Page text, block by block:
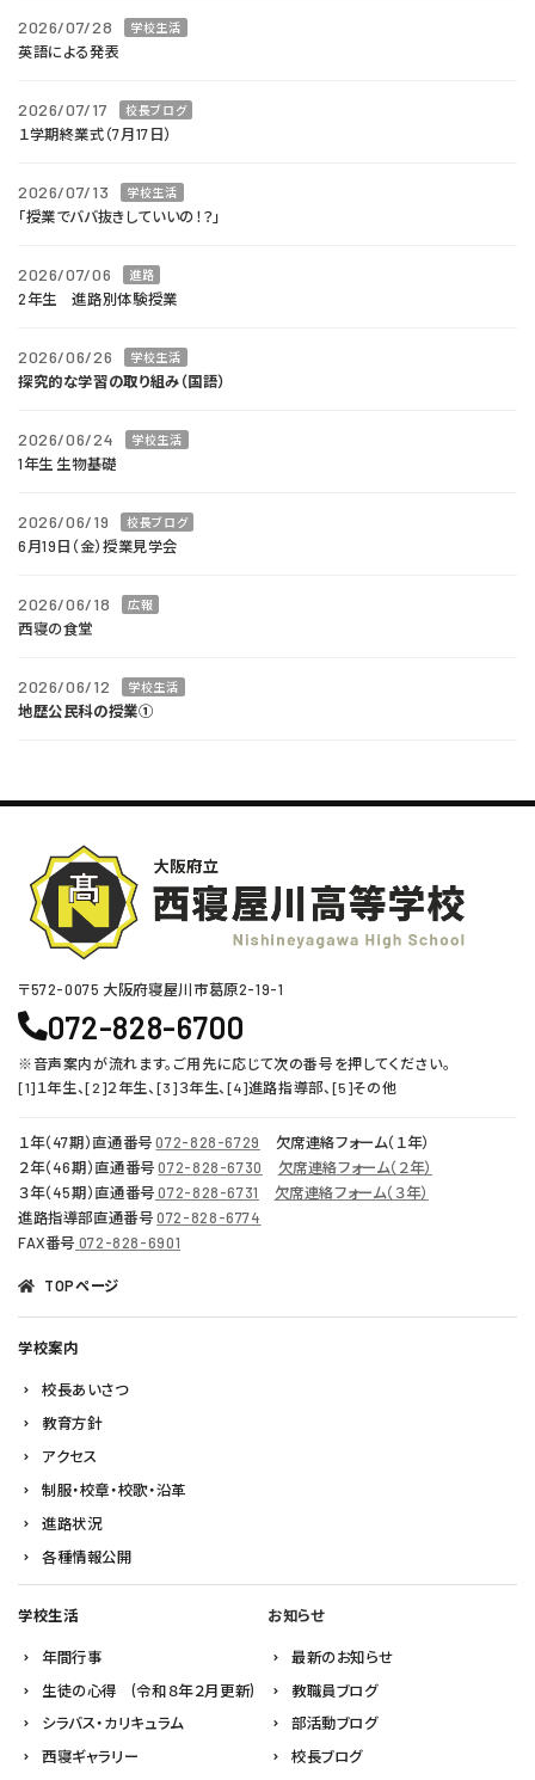
2026/07/28 学校生活
英語による発表
2026/07/17 校長ブログ
１学期終業式（7月17日）
2026/07/13 学校生活
「授業でババ抜きしていいの！？」
2026/07/06 進路
2年生 進路別体験授業
2026/06/26 学校生活
探究的な学習の取り組み（国語）
2026/06/24 学校生活
1年生 生物基礎
2026/06/19 校長ブログ
6月19日（金）授業見学会
2026/06/18 広報
西寝の食堂
2026/06/12 学校生活
地歴公民科の授業①
〒572-0075 ⼤阪府寝屋川市葛原2-19-1
072-828-6700
※音声案内が流れます。ご用先に応じて次の番号を押してください。
[1]１年生、[2]２年生、[3]３年生、[4]進路指導部、[5]その他
１年（47期）直通番号072-828-6729
欠席連絡フォーム（１年）
２年（46期）直通番号072-828-6730
欠席連絡フォーム（２年）
３年（45期）直通番号 072-828-6731
欠席連絡フォーム（３年）
進路指導部直通番号072-828-6774
FAX番号 072-828-6901
TOPページ
学校案内
校長あいさつ
教育方針
アクセス
制服・校章・校歌・沿革
進路状況
各種情報公開
学校生活
年間行事
生徒の心得 (令和８年２月更新)
シラバス・カリキュラム
西寝ギャラリー
お知らせ
最新のお知らせ
教職員ブログ
部活動ブログ
校長ブログ